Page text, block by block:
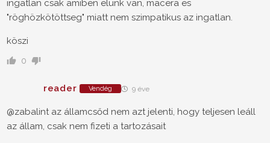
ingatlan csak amiben elünk van, macera es
"röghözkötöttseg" miatt nem szimpatikus az ingatlan.
köszi
0
reader Vendég 9 éve
@zabalint az államcsőd nem azt jelenti, hogy teljesen leáll
az állam, csak nem fizeti a tartozásait